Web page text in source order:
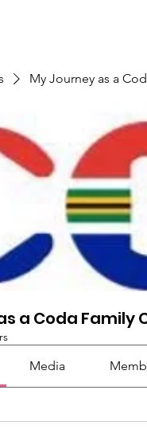
My Journey as a
a Coda Family
Media